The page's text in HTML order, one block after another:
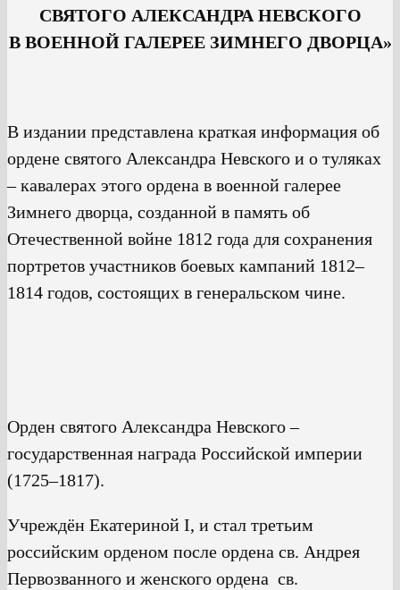
СВЯТОГО АЛЕКСАНДРА НЕВСКОГО
В ВОЕННОЙ ГАЛЕРЕЕ ЗИМНЕГО ДВОРЦА»
В издании представлена краткая информация об
ордене святого Александра Невского и о туляках
– кавалерах этого ордена в военной галерее
Зимнего дворца, созданной в память об
Отечественной войне 1812 года для сохранения
портретов участников боевых кампаний 1812–
1814 годов, состоящих в генеральском чине.
Орден святого Александра Невского –
государственная награда Российской империи
(1725–1817).
Учреждён Екатериной I, и стал третьим
российским орденом после ордена св. Андрея
Первозванного и женского ордена св.